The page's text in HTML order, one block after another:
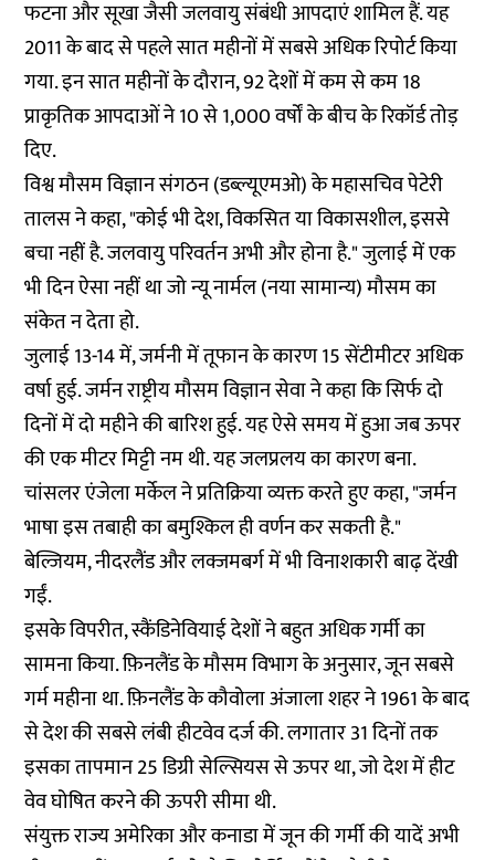
फटना और सूखा जैसी जलवायु संबंधी आपदाएं शामिल हैं. यह
2011 के बाद से पहले सात महीनों में सबसे अधिक रिपोर्ट किया
गया. इन सात महीनों के दौरान, 92 देशों में कम से कम 18
प्राकृतिक आपदाओं ने 10 से 1,000 वर्षों के बीच के रिकॉर्ड तोड़
दिए.
विश्व मौसम विज्ञान संगठन (डब्ल्यूएमओ) के महासचिव पेटेरी
तालस ने कहा, "कोई भी देश, विकसित या विकासशील, इससे
बचा नहीं है. जलवायु परिवर्तन अभी और होना है." जुलाई में एक
भी दिन ऐसा नहीं था जो न्यू नार्मल (नया सामान्य) मौसम का
संकेत न देता हो.
जुलाई 13-14 में, जर्मनी में तूफान के कारण 15 सेंटीमीटर अधिक
वर्षा हुई. जर्मन राष्ट्रीय मौसम विज्ञान सेवा ने कहा कि सिर्फ दो
दिनों में दो महीने की बारिश हुई. यह ऐसे समय में हुआ जब ऊपर
की एक मीटर मिट्टी नम थी. यह जलप्रलय का कारण बना.
चांसलर एंजेला मर्केल ने प्रतिक्रिया व्यक्त करते हुए कहा, "जर्मन
भाषा इस तबाही का बमुश्किल ही वर्णन कर सकती है."
बेल्जियम, नीदरलैंड और लक्जमबर्ग में भी विनाशकारी बाढ़ देंखी
गईं.
इसके विपरीत, स्कैंडिनेवियाई देशों ने बहुत अधिक गर्मी का
सामना किया. फ़िनलैंड के मौसम विभाग के अनुसार, जून सबसे
गर्म महीना था. फ़िनलैंड के कौवोला अंजाला शहर ने 1961 के बाद
से देश की सबसे लंबी हीटवेव दर्ज की. लगातार 31 दिनों तक
इसका तापमान 25 डिग्री सेल्सियस से ऊपर था, जो देश में हीट
वेव घोषित करने की ऊपरी सीमा थी.
संयुक्त राज्य अमेरिका और कनाडा में जून की गर्मी की यादें अभी